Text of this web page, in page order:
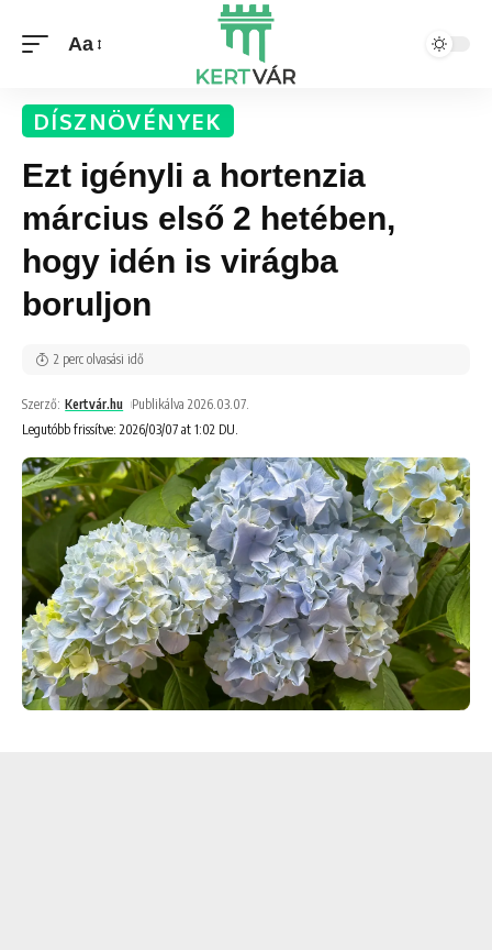
Aa
DÍSZNÖVÉNYEK
Ezt igényli a hortenzia
március első 2 hetében,
hogy idén is virágba
boruljon
Legutóbb frissítve: 2026/03/07 at 1:02 DU.
Szerző: Kertvár.hu Publikálva 2026.03.07.
2 perc olvasási idő